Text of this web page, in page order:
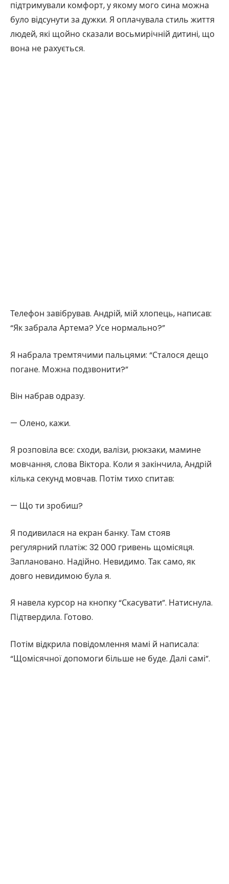
підтримували комфорт, у якому мого сина можна
було відсунути за дужки. Я оплачувала стиль життя
людей, які щойно сказали восьмирічній дитині, що
вона не рахується.
Телефон завібрував. Андрій, мій хлопець, написав:
“Як забрала Артема? Усе нормально?”
Я набрала тремтячими пальцями: “Сталося дещо
погане. Можна подзвонити?”
Він набрав одразу.
— Олено, кажи.
Я розповіла все: сходи, валізи, рюкзаки, мамине
мовчання, слова Віктора. Коли я закінчила, Андрій
кілька секунд мовчав. Потім тихо спитав:
— Що ти зробиш?
Я подивилася на екран банку. Там стояв
регулярний платіж: 32 000 гривень щомісяця.
Заплановано. Надійно. Невидимо. Так само, як
довго невидимою була я.
Я навела курсор на кнопку “Скасувати”. Натиснула.
Підтвердила. Готово.
Потім відкрила повідомлення мамі й написала:
“Щомісячної допомоги більше не буде. Далі самі”.